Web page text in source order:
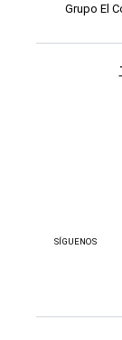
Grupo El
SÍGUENOS